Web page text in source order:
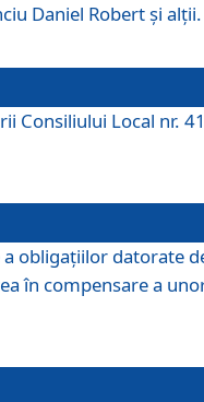
Daniel Robert şi alţii.
Consiliului Local nr.
obligaţiilor datorate
în compensare a